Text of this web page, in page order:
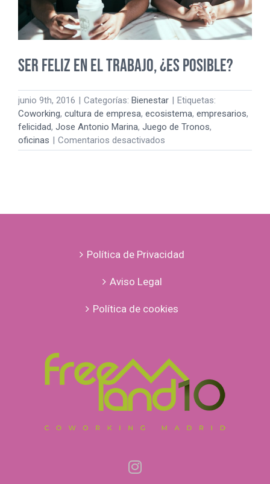
Ser feliz en el trabajo, ¿es posible?
junio 9th, 2016 Categorías: Bienestar
Etiquetas:
Coworking, cultura de empresa, ecosistema, empresarios,
felicidad, Jose Antonio Marina, Juego de Tronos,
oficinas
Comentarios desactivados
Ser
Política de Privacidad
Aviso Legal
Política de cookies